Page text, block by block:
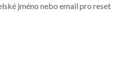
jméno nebo email pro reset